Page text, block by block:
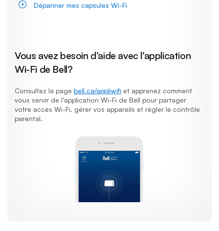
Dépanner mes capsules Wi-Fi
Vous avez besoin d’aide avec l’application
Wi-Fi de Bell?
Consultez la page bell.ca/appliwifi et apprenez comment
vous servir de l’application Wi-Fi de Bell pour partager
votre accès Wi-Fi, gérer vos appareils et régler le contrôle
parental.